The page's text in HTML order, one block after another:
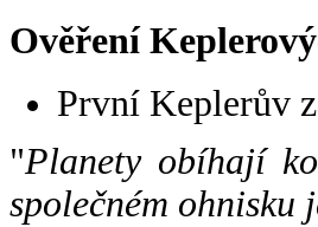
Ověření
První Keplerův
"Planety obíhají
společném ohnisku